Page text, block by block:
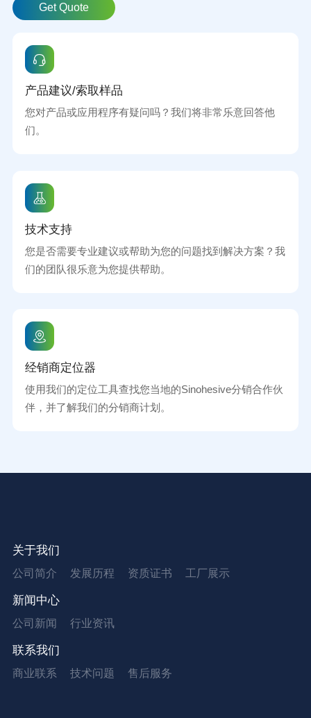
Get Quote
产品建议/索取样品
您对产品或应用程序有疑问吗？我们将非常乐意回答他
们。
技术支持
您是否需要专业建议或帮助为您的问题找到解决方案？我
们的团队很乐意为您提供帮助。
经销商定位器
使用我们的定位工具查找您当地的Sinohesive分销合作伙
伴，并了解我们的分销商计划。
关于我们
公司简介 发展历程 资质证书 工厂展示
新闻中心
公司新闻 行业资讯
联系我们
商业联系 技术问题 售后服务